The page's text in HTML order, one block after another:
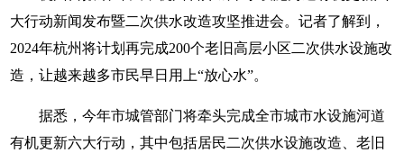
大行动新闻发布暨二次供水改造攻坚推进会。记者了解到，
2024年杭州将计划再完成200个老旧高层小区二次供水设施改
造，让越来越多市民早日用上“放心水”。
据悉，今年市城管部门将牵头完成全市城市水设施河道
有机更新六大行动，其中包括居民二次供水设施改造、老旧